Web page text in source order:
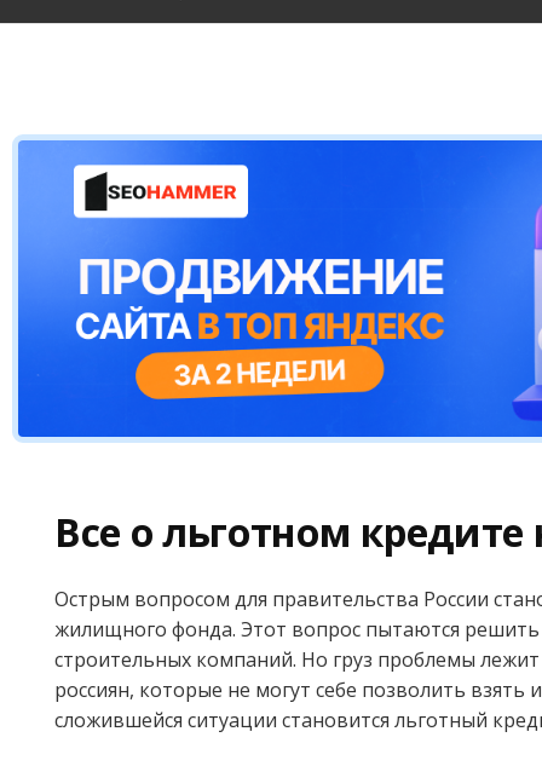
Все о льготном
Острым вопросом для правительства России
жилищного фонда. Этот вопрос пытаются
строительных компаний. Но груз проблемы
россиян, которые не могут себе позволить взять
сложившейся ситуации становится льготный